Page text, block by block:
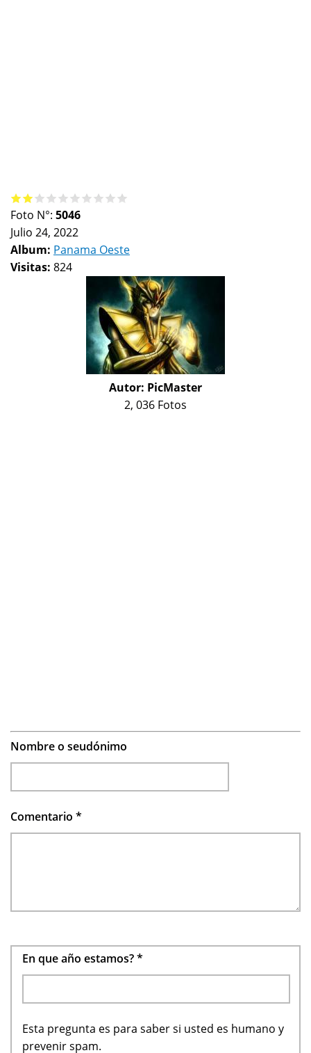
Foto N°: 5046
Julio 24, 2022
Album: Panama Oeste
Visitas: 824
Autor: PicMaster
2, 036 Fotos
Nombre o seudónimo
Comentario *
En que año estamos?*
Esta pregunta es para saber si usted es humano y
prevenir spam.